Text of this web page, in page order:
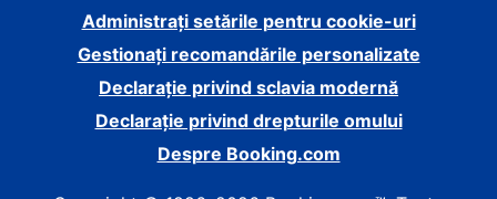
Administrați setările pentru cookie-uri
Gestionați recomandările personalizate
Declarație privind sclavia modernă
Declarație privind drepturile omului
Despre Booking.com